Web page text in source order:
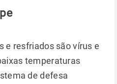
e resfriados são vírus e
temperaturas
de defesa